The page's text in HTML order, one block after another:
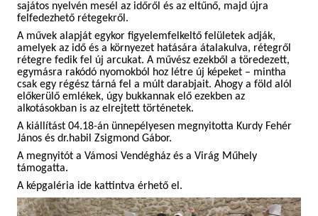
sajátos nyelvén mesél az időről és az eltűnő, majd újra
felfedezhető rétegekről.
A művek alapját egykor figyelemfelkeltő felületek adják,
amelyek az idő és a környezet hatására átalakulva, rétegről
rétegre fedik fel új arcukat. A művész ezekből a töredezett,
egymásra rakódó nyomokból hoz létre új képeket – mintha
csak egy régész tárná fel a múlt darabjait. Ahogy a föld alól
előkerülő emlékek, úgy bukkannak elő ezekben az
alkotásokban is az elrejtett történetek.
A kiállítást 04.18-án ünnepélyesen megnyitotta Kurdy Fehér
János és dr.habil Zsigmond Gábor.
A megnyitót a Vámosi Vendégház és a Virág Műhely
támogatta.
A képgaléria ide kattintva érhető el.